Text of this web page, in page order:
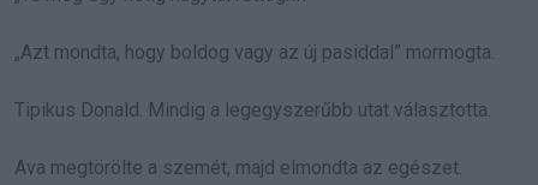
„Azt mondta, hogy boldog vagy az új pasiddal” mormogta.
Tipikus Donald. Mindig a legegyszerűbb utat választotta.
Ava megtörölte a szemét, majd elmondta az egészet.